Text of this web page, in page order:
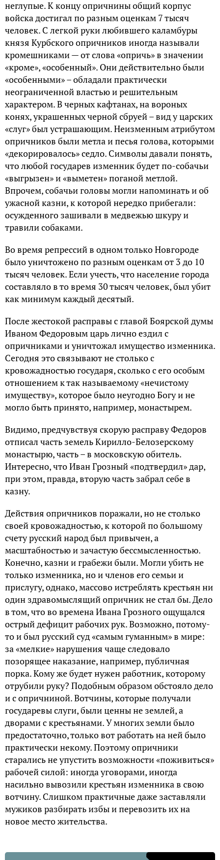
неглупые. К концу опричнины общий корпус
войска достигал по разным оценкам 7 тысяч
человек. С легкой руки любившего каламбуры
князя Курбского опричников иногда называли
кромешниками — от слова «опричь» в значении
«кроме», «особенный». Они действительно были
«особенными» – обладали практически
неограниченной властью и решительным
характером. В черных кафтанах, на вороных
конях, украшенных черной сбруей – вид у царских
«слуг» был устрашающим. Неизменным атрибутом
опричников были метла и песья голова, которыми
«декорировалось» седло. Символы давали понять,
что любой государев изменник будет по-собачьи
«выгрызен» и «выметен» поганой метлой.
Впрочем, собачьи головы могли напоминать и об
ужасной казни, к которой нередко прибегали:
осужденного зашивали в медвежью шкуру и
травили собаками.
Во время репрессий в одном только Новгороде
было уничтожено по разным оценкам от 3 до 10
тысяч человек. Если учесть, что население города
составляло в то время 30 тысяч человек, был убит
как минимум каждый десятый.
После жестокой расправы с главой Боярской думы
Иваном Федоровым царь лично ездил с
опричниками и уничтожал имущество изменника.
Сегодня это связывают не столько с
кровожадностью государя, сколько с его особым
отношением к так называемому «нечистому
имуществу», которое было неугодно Богу и не
могло быть принято, например, монастырем.
Видимо, предчувствуя скорую расправу Федоров
отписал часть земель Кирилло-Белозерскому
монастырю, часть – в московскую обитель.
Интересно, что Иван Грозный «подтвердил» дар,
при этом, правда, вторую часть забрал себе в
казну.
Действия опричников поражали, но не столько
своей кровожадностью, к которой по большому
счету русский народ был привычен, а
масштабностью и зачастую бессмысленностью.
Конечно, казни и грабежи были. Могли убить не
только изменника, но и членов его семьи и
прислугу, однако, массово истреблять крестьян ни
один здравомыслящий опричник не стал бы. Дело
в том, что во времена Ивана Грозного ощущался
острый дефицит рабочих рук. Возможно, потому-
то и был русский суд «самым гуманным» в мире:
за «мелкие» нарушения чаще следовало
позорящее наказание, например, публичная
порка. Кому же будет нужен работник, которому
отрубили руку? Подобным образом обстояло дело
и с опричниной. Вотчины, которые получали
государевы слуги, были ценны не землей, а
дворами с крестьянами. У многих земли было
предостаточно, только вот работать на ней было
практически некому. Поэтому опричники
старались не упустить возможности «поживиться»
рабочей силой: иногда уговорами, иногда
насильно вывозили крестьян изменника в свою
вотчину. Слишком практичные даже заставляли
мужиков разбирать избы и перевозить их на
новое место жительства.